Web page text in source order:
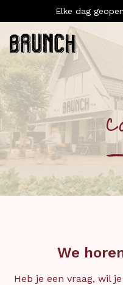
Elke dag
We
Heb je een vraag, wil